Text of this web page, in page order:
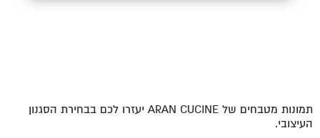
תמונות מטבחים של ARAN CUCINE יעזרו לכם בבחירת הסגנון
העיצובי.